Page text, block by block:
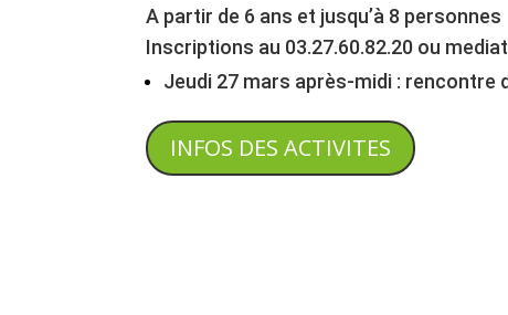
A partir de 6 ans et jusqu’à 8 personnes
Inscriptions au 03.27.60.82.20 ou
Jeudi 27 mars après-midi : rencontre
INFOS DES ACTIVITES